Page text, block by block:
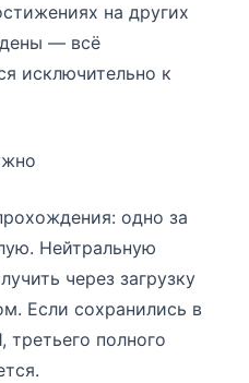
на других
— всё
исключительно к
одно за
Нейтральную
через загрузку
Если сохранились в
третьего полного